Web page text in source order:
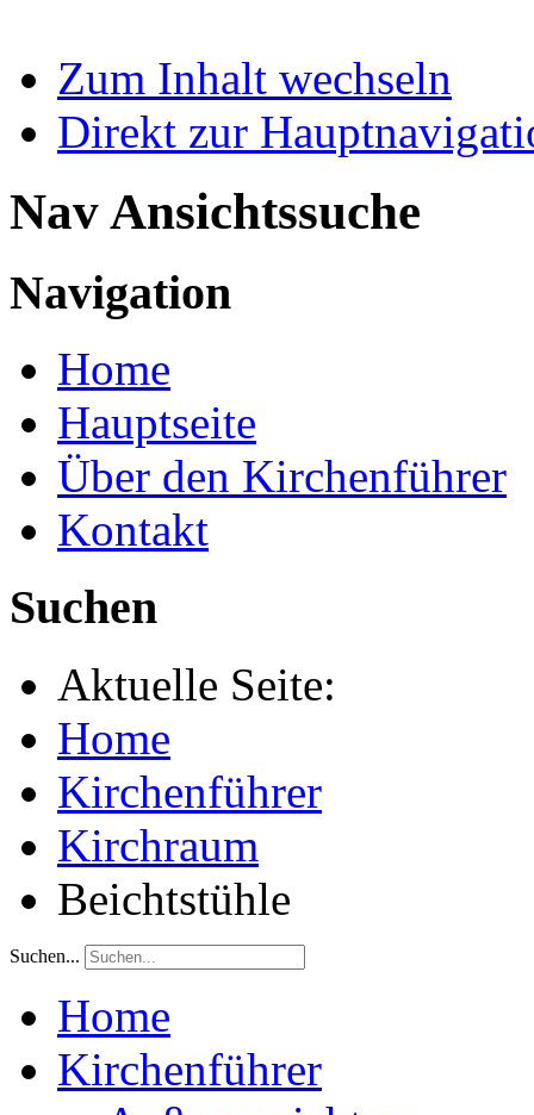
Zum Inhalt wechseln
Direkt zur
Nav Ansichtssuche
Navigation
Home
Hauptseite
Über den Kirchenführer
Kontakt
Suchen
Aktuelle Seite:
Home
Kirchenführer
Kirchraum
Beichtstühle
Suchen...
Home
Kirchenführer